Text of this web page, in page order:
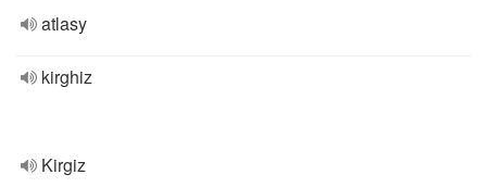
atlasy
kirghiz
Kirgiz